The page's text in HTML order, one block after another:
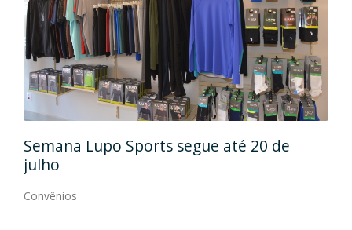
até 20 de
Caramelada: moda infantil com